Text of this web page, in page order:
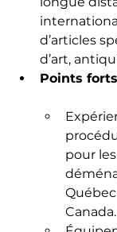
d’articles
d’art,
Points forts
pour
Canada.